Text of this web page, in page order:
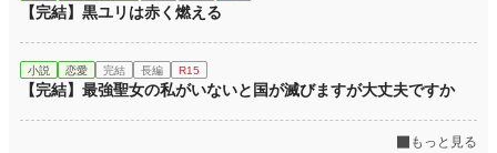
【完結】黒ユリは赤く燃える
小説 恋愛 完結 長編 R15
【完結】最強聖女の私がいないと国が滅びますが大丈夫ですか
もっと見る